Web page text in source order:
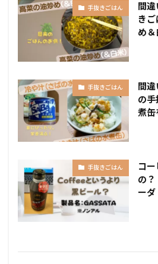
手抜きごはん
間
き
め＆
手抜きごはん
間違
の
煮缶
手抜きごはん
コ
の
ーダ